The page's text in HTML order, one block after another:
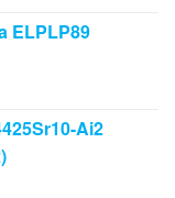
ELPLP89
Ai2